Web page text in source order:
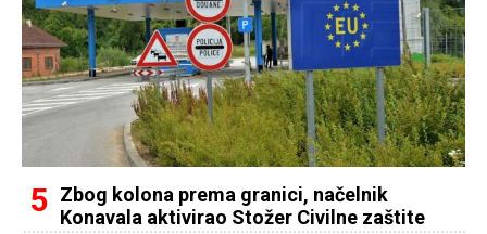
Zbog kolona prema granici, načelnik
Konavala aktivirao Stožer Civilne zaštite